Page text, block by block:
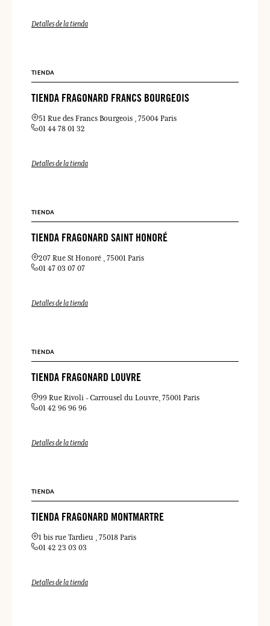
Detalles de la tienda
TIENDA
TIENDA FRAGONARD FRANCS BOURGEOIS
51 Rue des Francs Bourgeois
75004 Paris
01 44 78 01 32
Detalles de la tienda
TIENDA
TIENDA FRAGONARD SAINT HONORÉ
207 Rue St Honoré
75001 Paris
01 47 03 07 07
Detalles de la tienda
TIENDA
TIENDA FRAGONARD LOUVRE
99 Rue Rivoli Carrousel du Louvre 75001 Paris
01 42 96 96 96
Detalles de la tienda
TIENDA
TIENDA FRAGONARD MONTMARTRE
1 bis rue Tardieu
75018 Paris
01 42 23 03 03
Detalles de la tienda